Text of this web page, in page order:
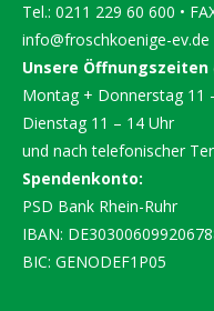
Tel.: 0211 229 60 600 •
info@froschkoenige-ev.de
Unsere Öffnungszeiten
Montag + Donnerstag 11
Dienstag 11 – 14 Uhr
und nach telefonischer
Spendenkonto:
PSD Bank Rhein-Ruhr
IBAN:
BIC: GENODEF1P05